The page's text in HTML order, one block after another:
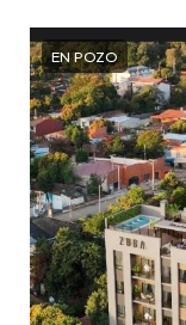
EN POZO